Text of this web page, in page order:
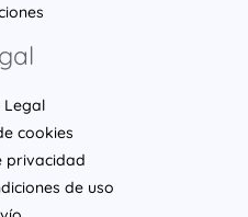
Legal
cookies
privacidad
de uso